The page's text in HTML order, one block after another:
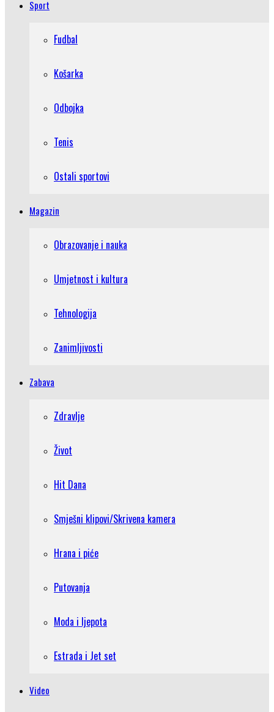
Sport
Fudbal
Košarka
Odbojka
Tenis
Ostali sportovi
Magazin
Obrazovanje i nauka
Umjetnost i kultura
Tehnologija
Zanimljivosti
Zabava
Zdravlje
Život
Hit Dana
Smješni klipovi/Skrivena kamera
Hrana i piće
Putovanja
Moda i ljepota
Estrada i Jet set
Video